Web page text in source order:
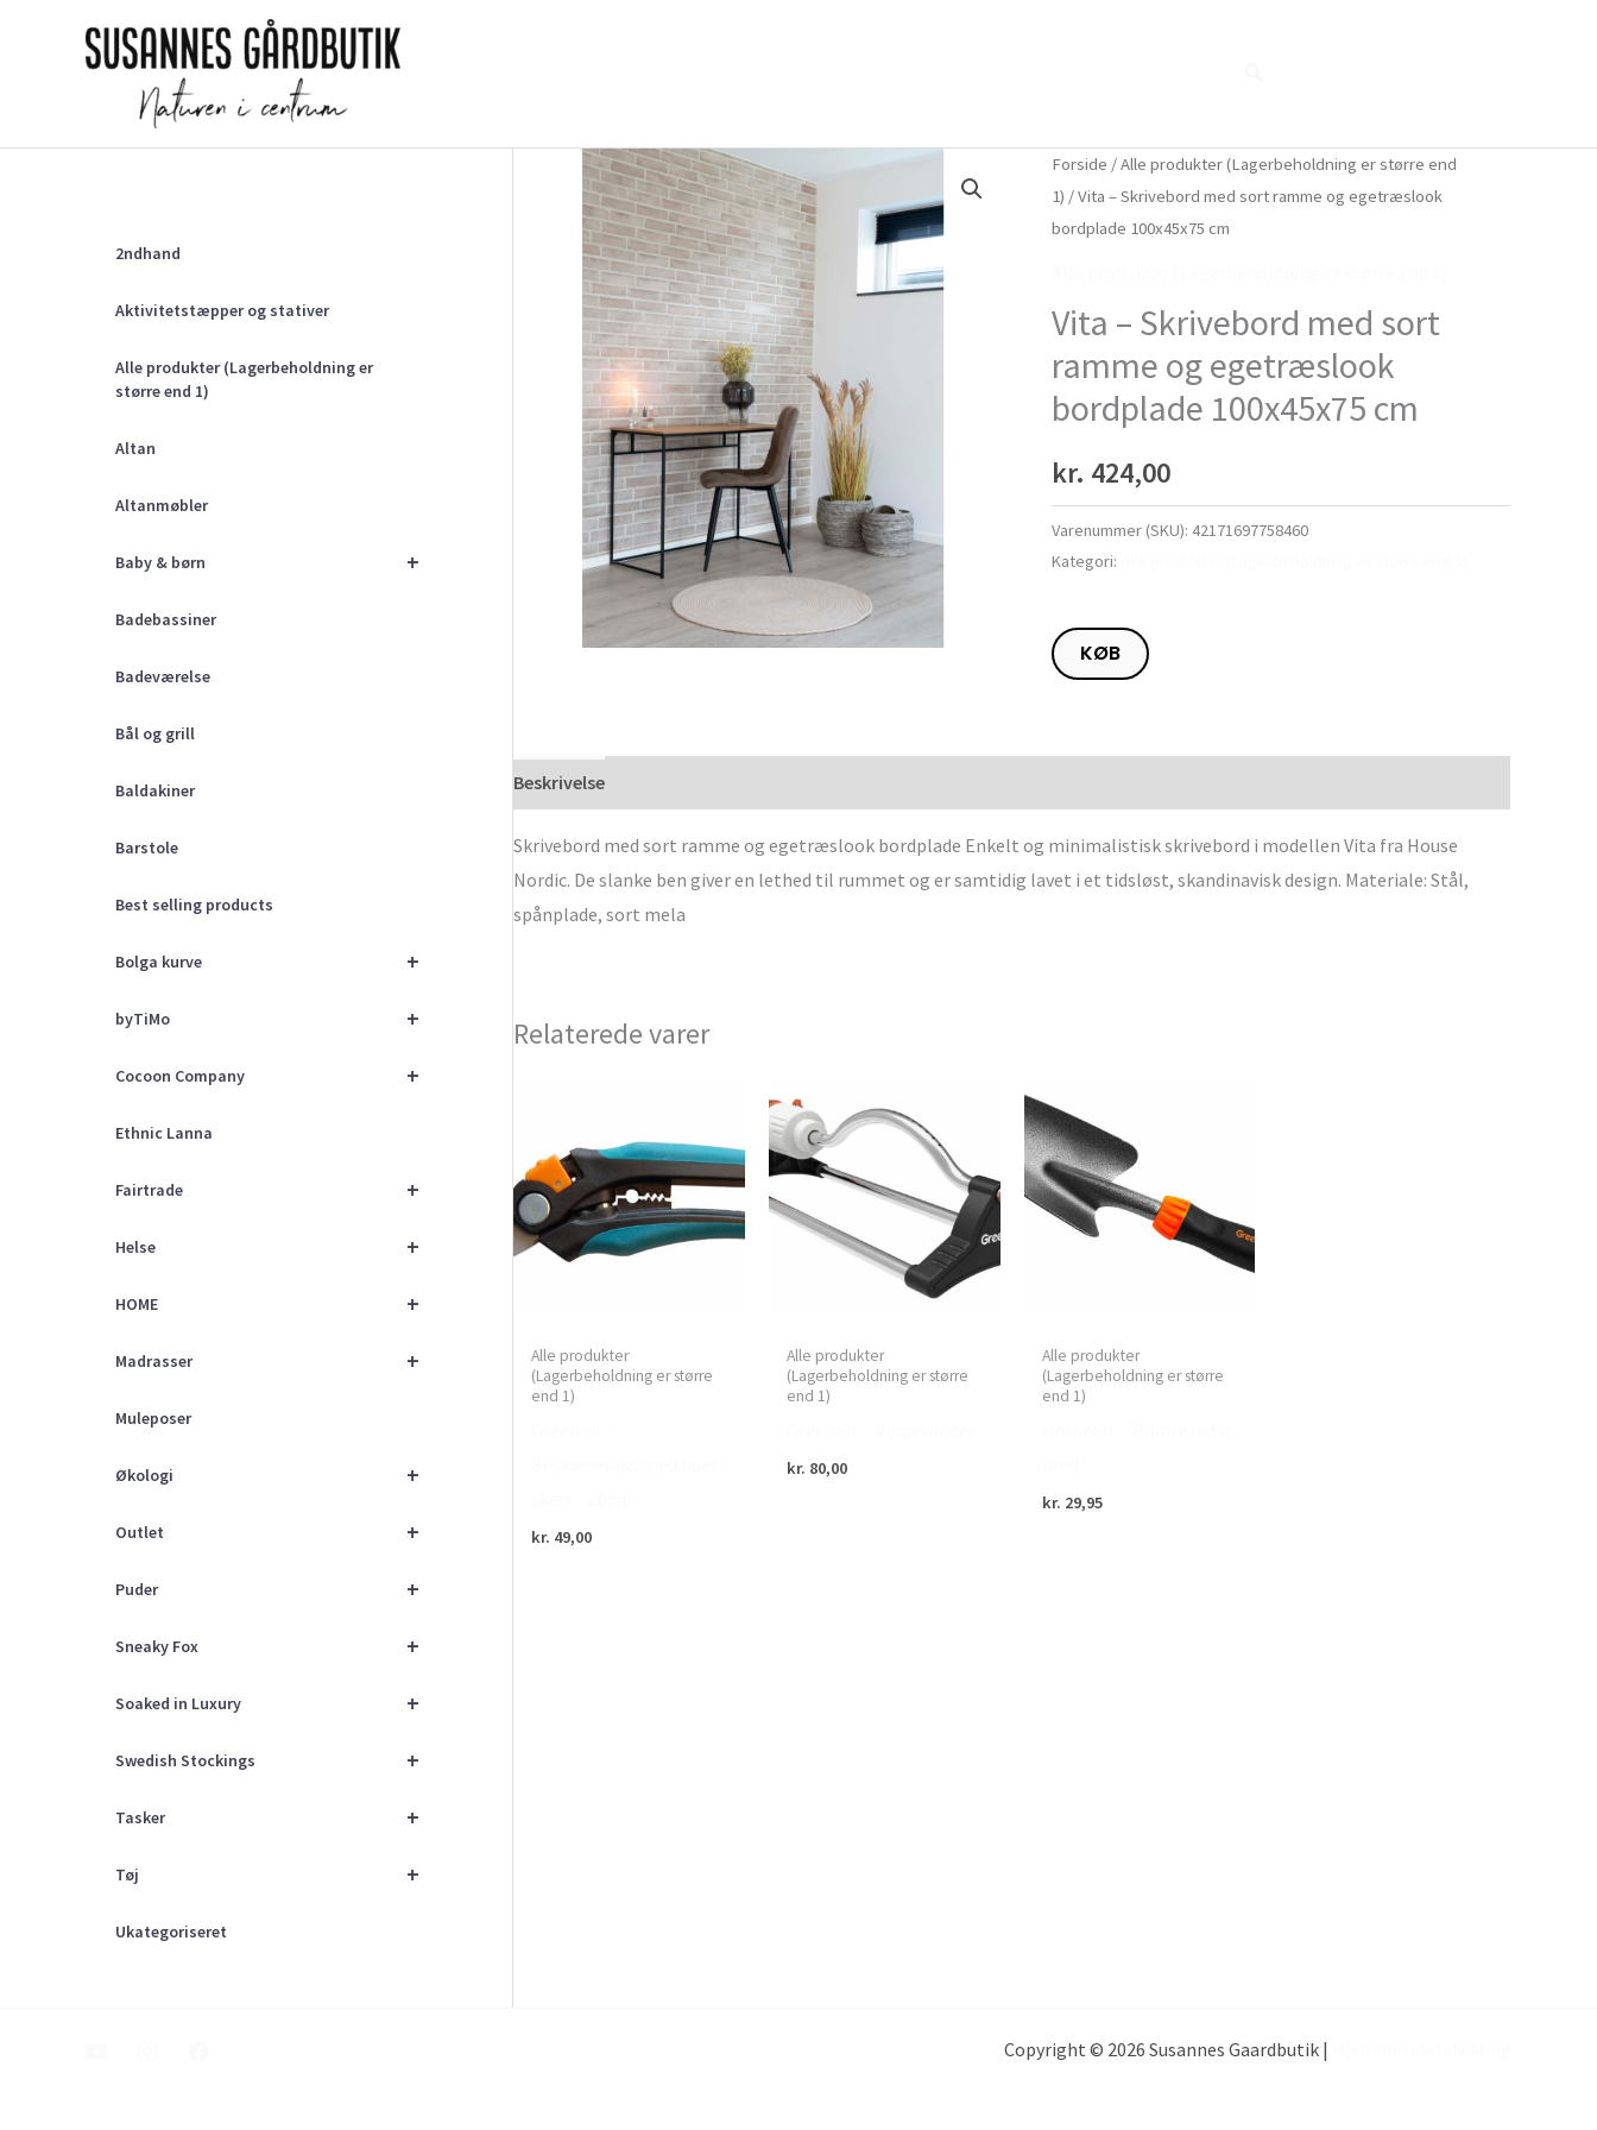
2ndhand
Aktivitetstæpper og stativer
Alle produkter (Lagerbeholdning er
større end 1)
Altan
Altanmøbler
+
Baby & børn
Badebassiner
Badeværelse
Bål og grill
Baldakiner
Barstole
Best selling products
+
Bolga kurve
+
byTiMo
+
Cocoon Company
Ethnic Lanna
+
Fairtrade
+
Helse
+
HOME
+
Madrasser
Muleposer
+
Økologi
+
Outlet
+
Puder
+
Sneaky Fox
+
Soaked in Luxury
+
Swedish Stockings
+
Tasker
+
Tøj
Ukategoriseret
Forside /Alle produkter (Lagerbeholdning er større end
1) / Vita – Skrivebord med sort ramme og egetræslook
bordplade 100x45x75 cm
Vita – Skrivebord med sort
ramme og egetræslook
bordplade 100x45x75 cm
kr. 424,00
Varenummer (SKU): 42171697758460
Kategori:
KØB
Beskrivelse
Skrivebord med sort ramme og egetræslook bordplade Enkelt og minimalistisk skrivebord i modellen Vita fra House
Nordic. De slanke ben giver en lethed til rummet og er samtidig lavet i et tidsløst, skandinavisk design. Materiale: Stål,
spånplade, sort mela
Relaterede varer
Alle produkter
(Lagerbeholdning er større
end 1)
kr. 49,00
Alle produkter
(Lagerbeholdning er større
end 1)
kr. 80,00
Alle produkter
(Lagerbeholdning er større
end 1)
kr. 29,95
Copyright © 2026 Susannes Gaardbutik |